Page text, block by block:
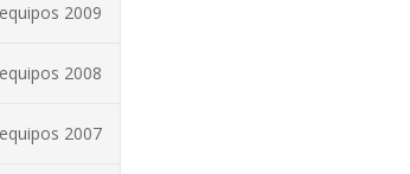
2009
2008
2007